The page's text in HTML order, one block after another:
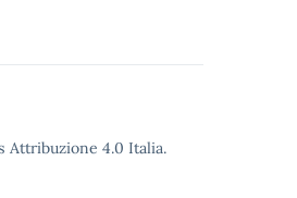
Attribuzione 4.0 Italia.